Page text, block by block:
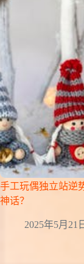
手工玩偶独立站逆
神话？
2025年5月21